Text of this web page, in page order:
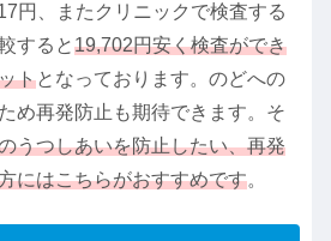
円、またクリニックで検査する
すると19,702円安く検査ができ
トとなっております。のどへの
め再発防止も期待できます。そ
うつしあいを防止したい、再発
にはこちらがおすすめです。